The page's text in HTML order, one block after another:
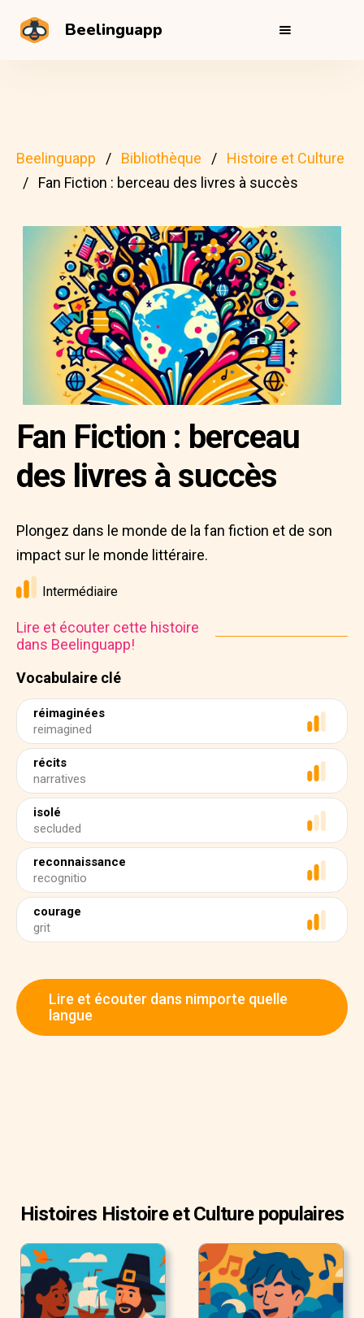
Beelinguapp
Beelinguapp Bibliothèque
Histoire et Culture
Fan Fiction : berceau des livres à succès
Vocabulaire clé
réimaginées
reimagined
récits
narratives
isolé
secluded
reconnaissance
recognitio
courage
grit
Fan Fiction : berceau
des livres à succès
Plongez dans le monde de la fan fiction et de son
impact sur le monde littéraire.
Intermédiaire
Lire et écouter cette histoire
dans Beelinguapp!
Lire et écouter dans nimporte quelle
langue
Histoires Histoire et Culture populaires